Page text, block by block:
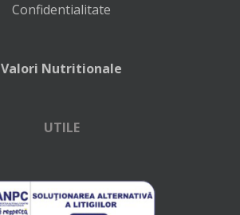
Confidentialitate
Valori Nutritionale
UTILE